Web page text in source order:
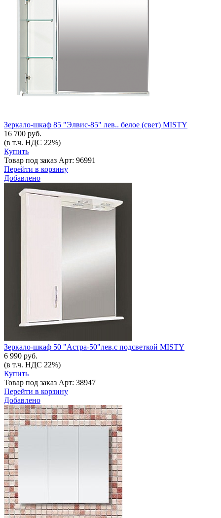
Зеркало-шкаф 85 "Элвис-85" лев.. белое (свет) MISTY
16 700 руб.
(в т.ч. НДС 22%)
Купить
Товар под заказ Арт: 96991
Перейти в корзину
Добавлено
Зеркало-шкаф 50 "Астра-50"лев.с подсветкой MISTY
6 990 руб.
(в т.ч. НДС 22%)
Купить
Товар под заказ Арт: 38947
Перейти в корзину
Добавлено